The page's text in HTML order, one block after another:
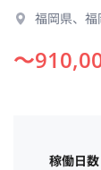
福岡県、
〜
稼働日数